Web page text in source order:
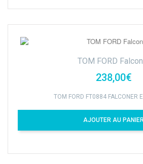
TOM FORD
238,00€
TOM FORD FT0884 FALCONER
AJOUTER AU